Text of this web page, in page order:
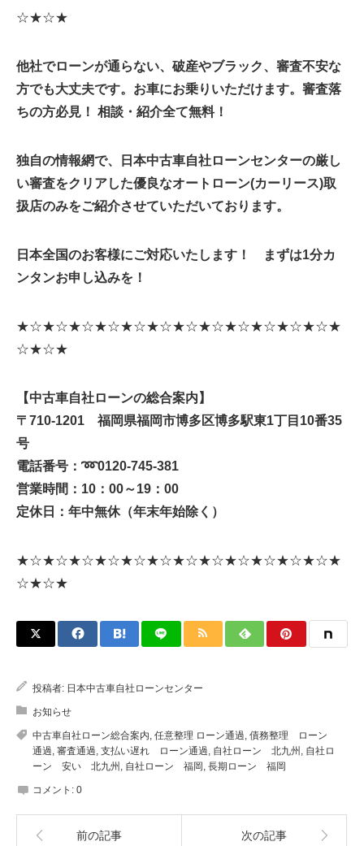
☆★☆★
他社でローンが通らない、破産やブラック、審査不安な
方でも大丈夫です。お車にお乗りいただけます。 審査落
ちの方必見！ 相談・紹介全て無料！
独自の情報網で、日本中古車自社ローンセンターの厳し
い審査をクリアした優良なオートローン(カーリース)取
扱店のみをご紹介させていただいております。
日本全国のお客様にご対応いたします！ まずは1分カ
ンタンお申し込みを！
★☆★☆★☆★☆★☆★☆★☆★☆★☆★☆★☆★☆★
☆★☆★
【中古車自社ローンの総合案内】
〒710-1201 福岡県福岡市博多区博多駅東1丁目10番35
号
電話番号： ➿0120-745-381
営業時間：10：00～19：00
定休日：年中無休（年末年始除く）
★☆★☆★☆★☆★☆★☆★☆★☆★☆★☆★☆★☆★
☆★☆★
投稿者: 日本中古車自社ローンセンター
お知らせ
中古車自社ローン総合案内, 任意整理 ローン通過, 債務整理 ローン
通過, 審査通過, 支払い遅れ ローン通過, 自社ローン 北九州 , 自社ロ
ーン 安い 北九州 , 自社ローン 福岡 , 長期ローン 福岡
コメント: 0
前の記事 次の記事